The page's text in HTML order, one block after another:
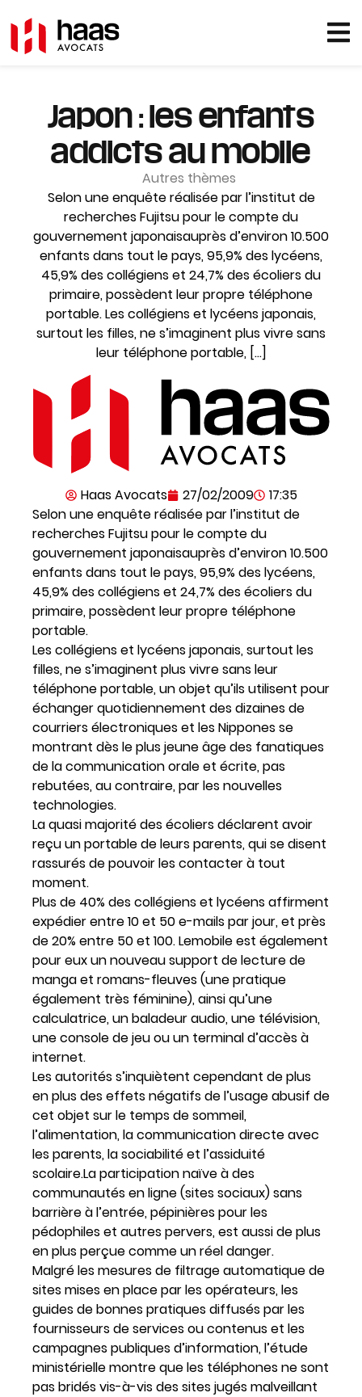
Japon : les enfants
addicts au mobile
Autres thèmes
Selon une enquête réalisée par l’institut de
recherches Fujitsu pour le compte du
gouvernement japonaisauprès d’environ 10.500
enfants dans tout le pays, 95,9% des lycéens,
45,9% des collégiens et 24,7% des écoliers du
primaire, possèdent leur propre téléphone
portable. Les collégiens et lycéens japonais,
surtout les filles, ne s’imaginent plus vivre sans
leur téléphone portable, […]
Haas Avocats 27/02/2009
17:35
Selon une enquête réalisée par l’institut de
recherches Fujitsu pour le compte du
gouvernement japonaisauprès d’environ 10.500
enfants dans tout le pays, 95,9% des lycéens,
45,9% des collégiens et 24,7% des écoliers du
primaire, possèdent leur propre téléphone
portable.
Les collégiens et lycéens japonais, surtout les
filles, ne s’imaginent plus vivre sans leur
téléphone portable, un objet qu’ils utilisent pour
échanger quotidiennement des dizaines de
courriers électroniques et les Nippones se
montrant dès le plus jeune âge des fanatiques
de la communication orale et écrite, pas
rebutées, au contraire, par les nouvelles
technologies.
La quasi majorité des écoliers déclarent avoir
reçu un portable de leurs parents, qui se disent
rassurés de pouvoir les contacter à tout
moment.
Plus de 40% des collégiens et lycéens affirment
expédier entre 10 et 50 e-mails par jour, et près
de 20% entre 50 et 100. Lemobile est également
pour eux un nouveau support de lecture de
manga et romans-fleuves (une pratique
également très féminine), ainsi qu’une
calculatrice, un baladeur audio, une télévision,
une console de jeu ou un terminal d’accès à
internet.
Les autorités s’inquiètent cependant de plus
en plus des effets négatifs de l’usage abusif de
cet objet sur le temps de sommeil,
l’alimentation, la communication directe avec
les parents, la sociabilité et l’assiduité
scolaire.La participation naïve à des
communautés en ligne (sites sociaux) sans
barrière à l’entrée, pépinières pour les
pédophiles et autres pervers, est aussi de plus
en plus perçue comme un réel danger.
Malgré les mesures de filtrage automatique de
sites mises en place par les opérateurs, les
guides de bonnes pratiques diffusés par les
fournisseurs de services ou contenus et les
campagnes publiques d’information, l’étude
ministérielle montre que les téléphones ne sont
pas bridés vis-à-vis des sites jugés malveillant